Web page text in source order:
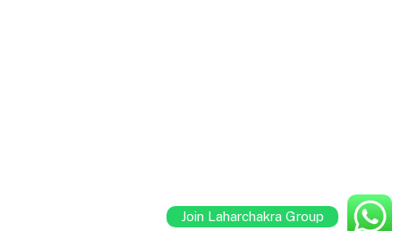
Join Laharchakra Group